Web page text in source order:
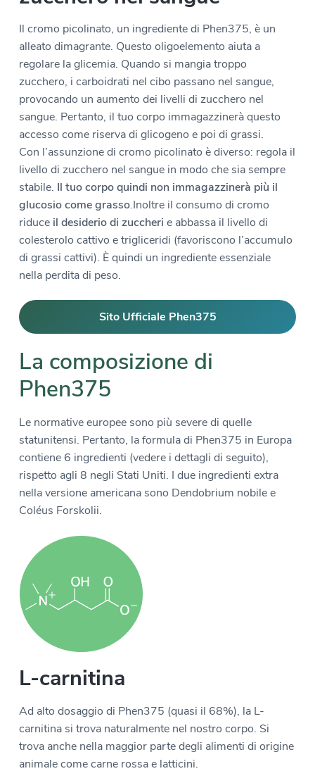
Il cromo picolinato, un ingrediente di Phen375, è un
alleato dimagrante. Questo oligoelemento aiuta a
regolare la glicemia. Quando si mangia troppo
zucchero, i carboidrati nel cibo passano nel sangue,
provocando un aumento dei livelli di zucchero nel
sangue. Pertanto, il tuo corpo immagazzinerà questo
accesso come riserva di glicogeno e poi di grassi.
Con l’assunzione di cromo picolinato è diverso: regola il
livello di zucchero nel sangue in modo che sia sempre
stabile. Il tuo corpo quindi non immagazzinerà più il
glucosio come grasso.Inoltre il consumo di cromo
riduce il desiderio di zuccheri e abbassa il livello di
colesterolo cattivo e trigliceridi (favoriscono l’accumulo
di grassi cattivi). È quindi un ingrediente essenziale
nella perdita di peso.
Sito Ufficiale Phen375
La composizione di
Phen375
Le normative europee sono più severe di quelle
statunitensi. Pertanto, la formula di Phen375 in Europa
contiene 6 ingredienti (vedere i dettagli di seguito),
rispetto agli 8 negli Stati Uniti. I due ingredienti extra
nella versione americana sono Dendobrium nobile e
Coléus Forskolii.
L-carnitina
Ad alto dosaggio di Phen375 (quasi il 68%), la L-
carnitina si trova naturalmente nel nostro corpo. Si
trova anche nella maggior parte degli alimenti di origine
animale come carne rossa e latticini.